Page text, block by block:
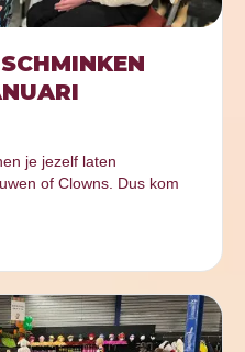
je jezelf laten
of Clowns. Dus kom